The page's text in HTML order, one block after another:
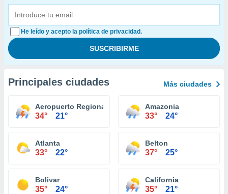
He leído y acepto la política de privacidad.
Principales ciudades Más ciudades
Aeropuerto Regional Columbia
34° 21°
Amazonia
33° 24°
Atlanta
33° 22°
Belton
37° 25°
Bolivar
35° 24°
California
35° 21°